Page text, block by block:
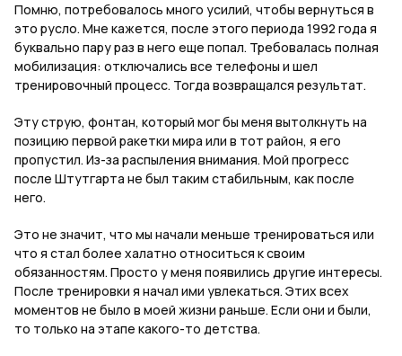
Помню, потребовалось много усилий, чтобы вернуться в
это русло. Мне кажется, после этого периода 1992 года я
буквально пару раз в него еще попал. Требовалась полная
мобилизация: отключались все телефоны и шел
тренировочный процесс. Тогда возвращался результат.
Эту струю, фонтан, который мог бы меня вытолкнуть на
позицию первой ракетки мира или в тот район, я его
пропустил. Из-за распыления внимания. Мой прогресс
после Штутгарта не был таким стабильным, как после
него.
Это не значит, что мы начали меньше тренироваться или
что я стал более халатно относиться к своим
обязанностям. Просто у меня появились другие интересы.
После тренировки я начал ими увлекаться. Этих всех
моментов не было в моей жизни раньше. Если они и были,
то только на этапе какого-то детства.